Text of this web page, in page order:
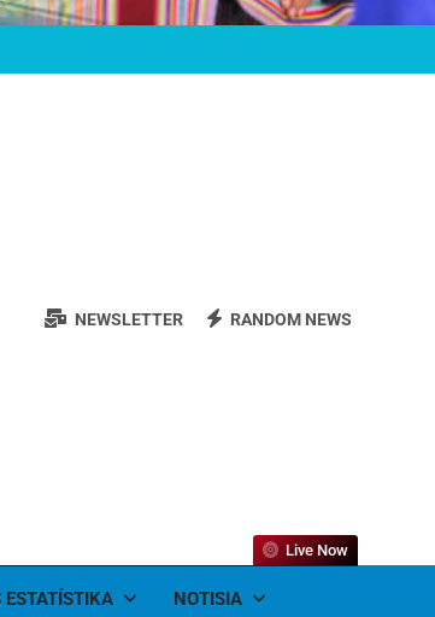
NEWSLETTER RANDOM NEWS
ESTATÍSTIKA NOTISIA
Live Now